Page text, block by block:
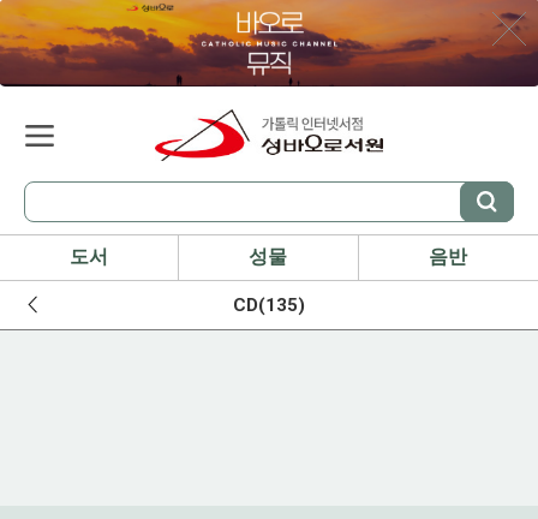
도서 성물 음반
CD(135)